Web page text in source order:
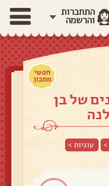
התחברות
והרשמה
חפשי
מתכון
של בן
עוגיות>